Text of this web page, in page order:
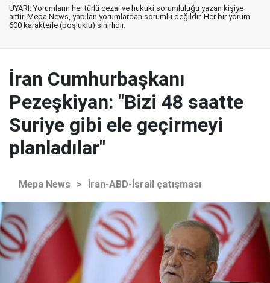
UYARI: Yorumların her türlü cezai ve hukuki sorumluluğu yazan kişiye
aittir. Mepa News, yapılan yorumlardan sorumlu değildir. Her bir yorum
600 karakterle (boşluklu) sınırlıdır.
İran Cumhurbaşkanı
Pezeşkiyan: "Bizi 48 saatte
Suriye gibi ele geçirmeyi
planladılar"
Mepa News > İran-ABD-İsrail çatışması